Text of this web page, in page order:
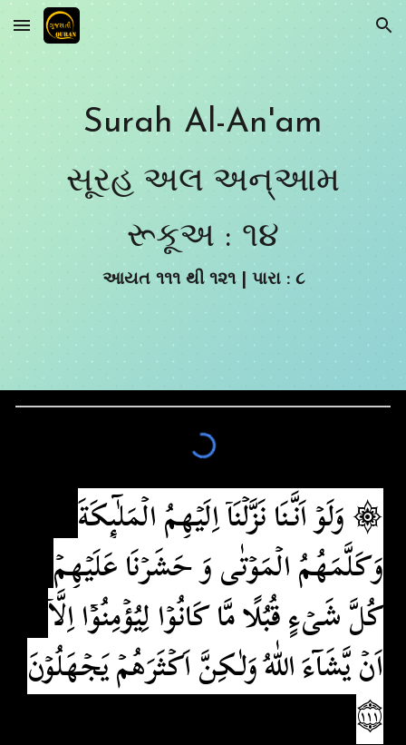
Skip to main content Skip to navigation
Surah Al-An'am
સૂરહ અલ અન્આમ
રૂકૂઅ : ૧૪
આયત ૧૧૧ થી ૧૨૧ | પારા : ૮
۞ وَلَوۡ اَنَّـنَا نَزَّلۡنَاۤ اِلَيۡهِمُ الۡمَلٰٓٮِٕكَةَ
وَكَلَّمَهُمُ الۡمَوۡتٰى وَ حَشَرۡنَا عَلَيۡهِمۡ
كُلَّ شَىۡءٍ قُبُلًا مَّا كَانُوۡا لِيُؤۡمِنُوۡۤا اِلَّاۤ
اَنۡ يَّشَآءَ اللّٰهُ وَلٰـكِنَّ اَكۡثَرَهُمۡ يَجۡهَلُوۡنَ‏
۝١١١